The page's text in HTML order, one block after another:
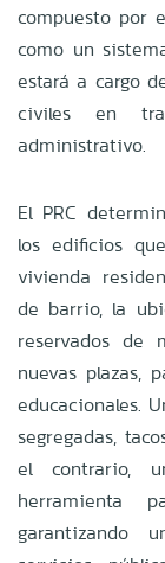
compuesto por
como un
estará a cargo
civiles en
administrativo.
El PRC
los edificios
vivienda
de barrio, la
reservados de
nuevas plazas,
educacionales.
segregadas,
el contrario,
herramienta
garantizando